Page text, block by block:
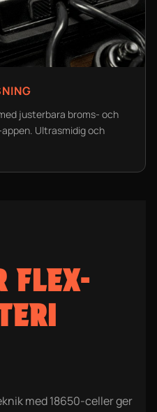
justerbara broms- och
Ultrasmidig och
FLEX-
med 18650-celler ger